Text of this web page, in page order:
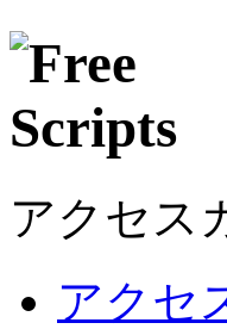
アクセス
アクセ